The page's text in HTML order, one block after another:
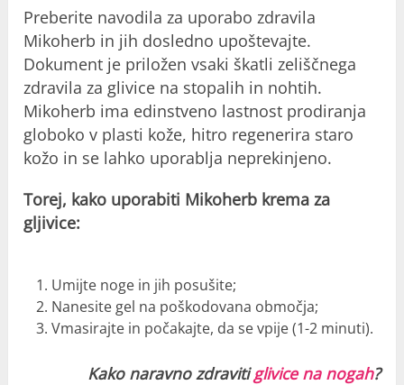
Preberite navodila za uporabo zdravila
Mikoherb in jih dosledno upoštevajte.
Dokument je priložen vsaki škatli zeliščnega
zdravila za glivice na stopalih in nohtih.
Mikoherb ima edinstveno lastnost prodiranja
globoko v plasti kože, hitro regenerira staro
kožo in se lahko uporablja neprekinjeno.
Torej, kako uporabiti Mikoherb krema za
gljivice:
Umijte noge in jih posušite;
Nanesite gel na poškodovana območja;
Vmasirajte in počakajte, da se vpije (1-2 minuti).
Kako naravno zdravitiglivice na nogah?